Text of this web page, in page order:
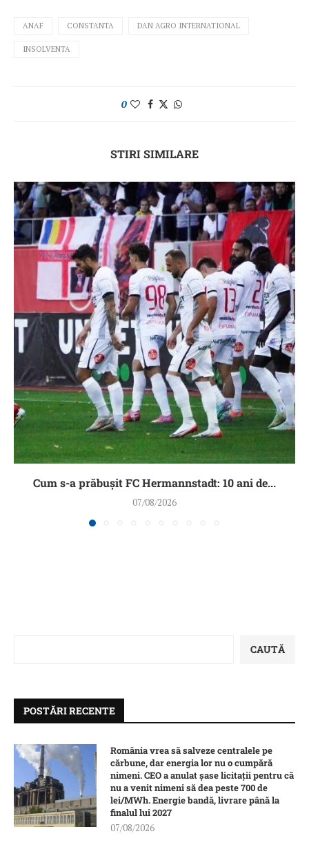
ANAF CONSTANTA DAN AGRO INTERNATIONAL
INSOLVENTA
0
STIRI SIMILARE
Cum s-a prăbușit FC Hermannstadt: 10 ani de...
07/08/2026
CAUTĂ
POSTĂRI RECENTE
România vrea să salveze centralele pe
cărbune, dar energia lor nu o cumpără
nimeni. CEO a anulat șase licitații pentru că
nu a venit nimeni să dea peste 700 de
lei/MWh. Energie bandă, livrare până la
finalul lui 2027
07/08/2026